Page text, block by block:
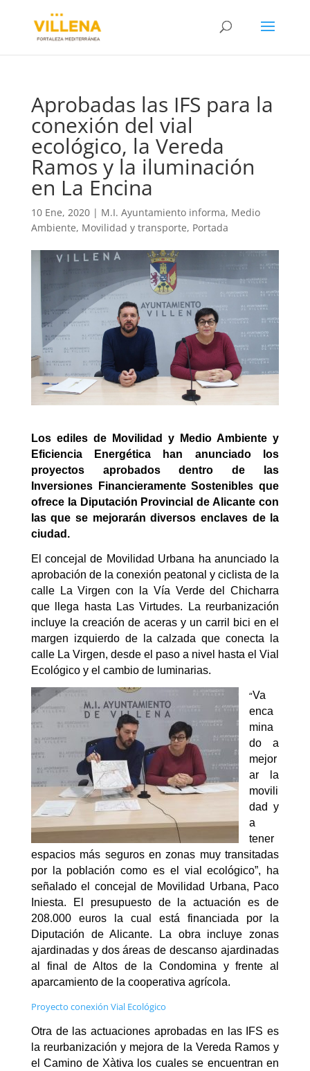
Aprobadas las IFS para la
conexión del vial
ecológico, la Vereda
Ramos y la iluminación
en La Encina
10 Ene, 2020| M.I. Ayuntamiento informa, Medio
Ambiente, Movilidad y transporte, Portada
Los ediles de Movilidad y Medio Ambiente y
Eficiencia Energética han anunciado los
proyectos aprobados dentro de las
Inversiones Financieramente Sostenibles que
ofrece la Diputación Provincial de Alicante con
las que se mejorarán diversos enclaves de la
ciudad.
El concejal de Movilidad Urbana ha anunciado la
aprobación de la conexión peatonal y ciclista de la
calle La Virgen con la Vía Verde del Chicharra
que llega hasta Las Virtudes. La reurbanización
incluye la creación de aceras y un carril bicien el
margen izquierdo de la calzada que conecta la
calle La Virgen, desde el paso a nivel hasta el Vial
Ecológico y el cambio de luminarias.
“Va
enca
mina
do a
mejor
ar la
movili
dad y
a
tener
espacios más seguros en zonas muy transitadas
por la población como es el vial ecológico”, ha
señalado el concejal de Movilidad Urbana, Paco
Iniesta. El presupuesto de la actuación es de
208.000 euros la cual está financiada por la
Diputación de Alicante. La obra incluye zonas
ajardinadas y dos áreas de descanso ajardinadas
al final de Altos de la Condomina y frente al
aparcamiento de la cooperativa agrícola.
Proyecto conexión Vial Ecológico
Otra de las actuaciones aprobadas en las IFS es
la reurbanización y mejora de la Vereda Ramos y
el Camino de Xàtiva los cuales se encuentran en